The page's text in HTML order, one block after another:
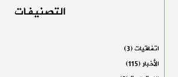
التصنيفات
اتفاقيات(3)
الأخبار(115)